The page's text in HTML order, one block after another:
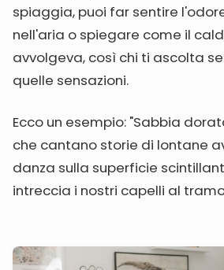
spiaggia, puoi far sentire
nell'aria o spiegare come il
avvolgeva, così chi ti ascolta
quelle sensazioni.
Ecco un esempio: "Sabbia
che cantano storie di lontane
danza sulla superficie
intreccia i nostri capelli al